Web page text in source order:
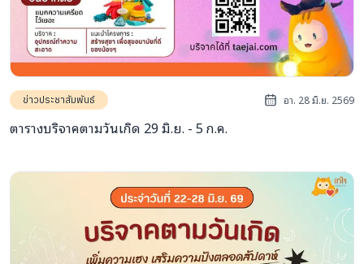
ข่าวประชาสัมพันธ์ อา. 28 มิ.ย. 2569
ตารางบริจาคตามวันเกิด 29 มิ.ย. - 5 ก.ค.